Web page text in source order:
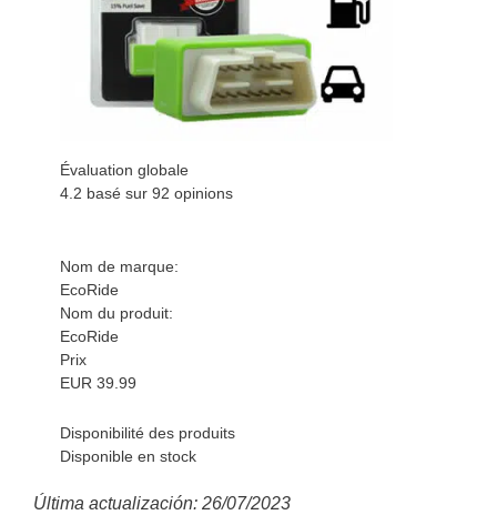
Évaluation globale
4.2 basé sur92 opinions
Nom de marque:
EcoRide
Nom du produit:
EcoRide
Prix
EUR 39.99
Disponibilité des produits
Disponible en stock
Última actualización: 26/07/2023